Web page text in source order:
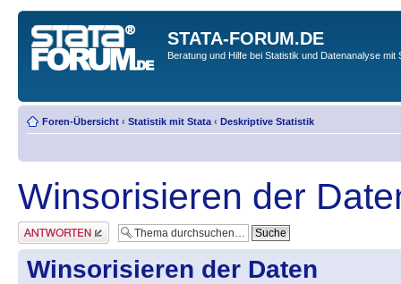
STATA-FORUM.DE
Beratung und Hilfe bei Statistik und Datenanalyse mit
Foren-Übersicht ‹ Statistik mit Stata ‹ Deskriptive Statistik
Winsorisieren der
Antwort erstellen
Winsorisieren der Daten